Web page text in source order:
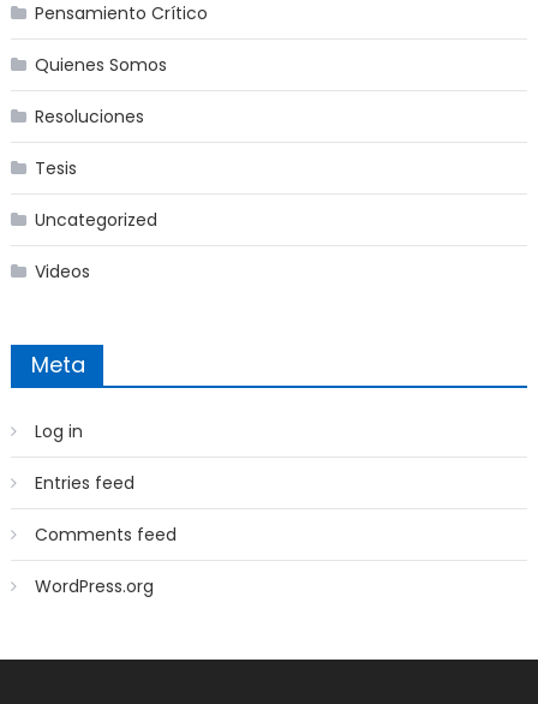
Pensamiento Crítico
Quienes Somos
Resoluciones
Tesis
Uncategorized
Videos
Meta
Log in
Entries feed
Comments feed
WordPress.org